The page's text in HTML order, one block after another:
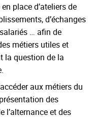
place d’ateliers de
d’échanges
… afin de
métiers utiles et
la question de la
aux métiers du
des
l’alternance et des